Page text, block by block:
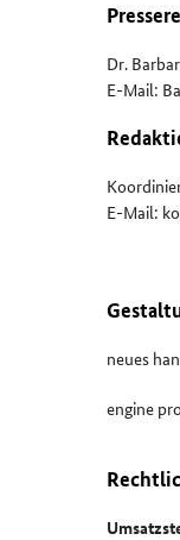
Dr.
E-Mail:
E-Mail:
neues
engine